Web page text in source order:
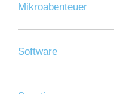
Mikroabenteuer
Software